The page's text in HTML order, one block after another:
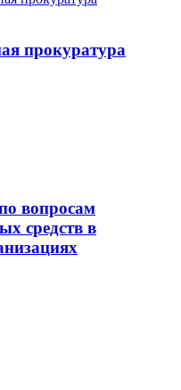
прокуратура
вопросам
средств в